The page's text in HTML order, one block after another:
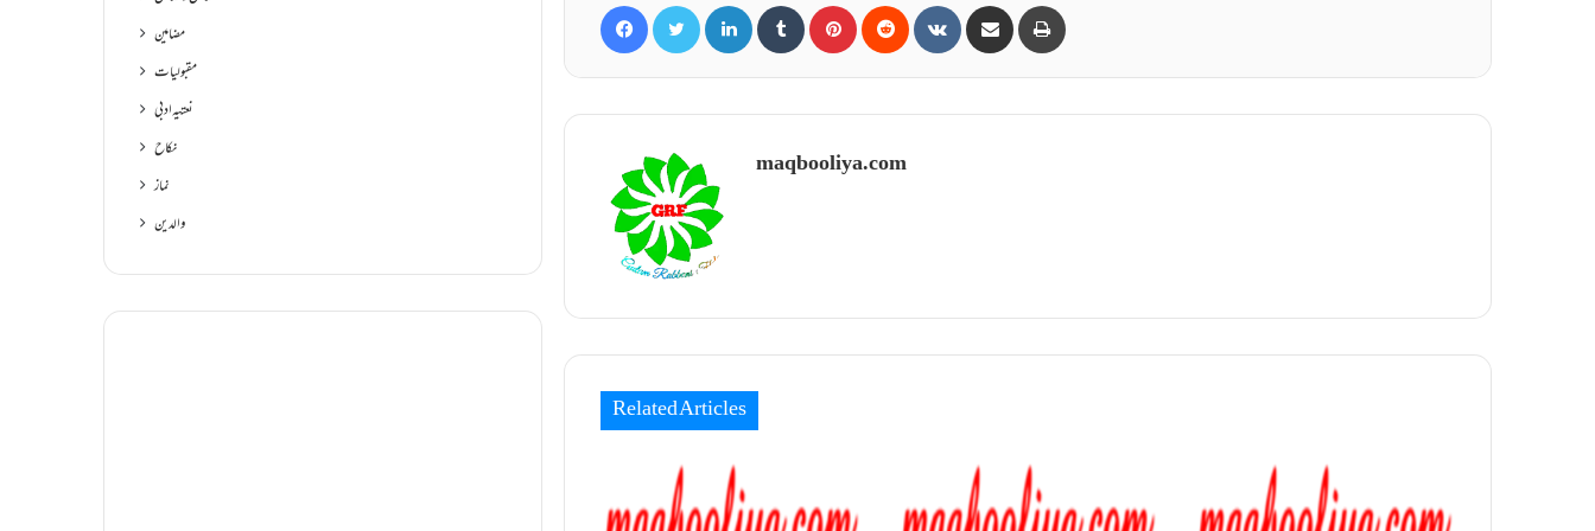
maqbooliya.com
Related Articles
مضامین
مقبولیات
نعتیہ ادبی
نکاح
نماز
والدین